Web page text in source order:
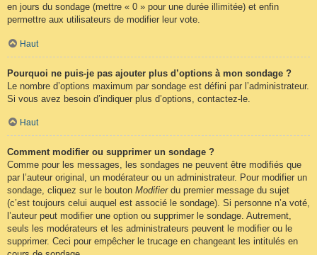
en jours du sondage (mettre « 0 » pour une durée illimitée) et enfin
permettre aux utilisateurs de modifier leur vote.
Haut
Pourquoi ne puis-je pas ajouter plus d’options à mon sondage ?
Le nombre d’options maximum par sondage est défini par l’administrateur.
Si vous avez besoin d’indiquer plus d’options, contactez-le.
Haut
Comment modifier ou supprimer un sondage ?
Comme pour les messages, les sondages ne peuvent être modifiés que
par l’auteur original, un modérateur ou un administrateur. Pour modifier un
sondage, cliquez sur le bouton Modifierdu premier message du sujet
(c’est toujours celui auquel est associé le sondage). Si personne n’a voté,
l’auteur peut modifier une option ou supprimer le sondage. Autrement,
seuls les modérateurs et les administrateurs peuvent le modifier ou le
supprimer. Ceci pour empêcher le trucage en changeant les intitulés en